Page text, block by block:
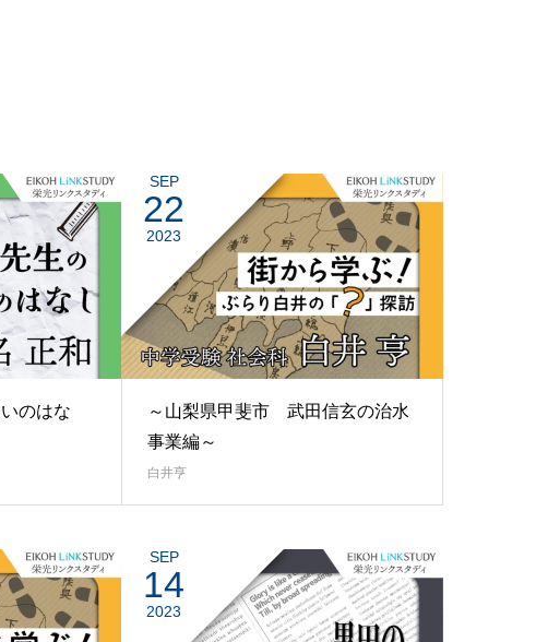
のはな
SEP
22
2023
～山梨県甲斐市 武田信玄の治水
事業編～
白井亨
SEP
14
2023